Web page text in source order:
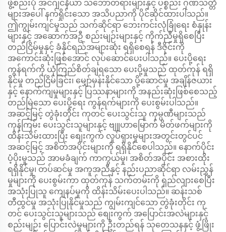
ဖွဲ့စည်းပုံ အင်ဂျင်နီယာ သဘောတရားများနှင့် ပစ္စည်း ဂုဏ်သတ္တိ
များအပေါ် နက်ရှိုင်းသော အသိပညာကို ပိုင်ဆိုင်ထားပါသည်။
ဤကျွမ်းကျင်မှုသည် သက်ဆိုင်ရာ ဘေးကင်းလုံခြုံရေး စံနှုန်း
များနှင့် အဆောက်အဦ စည်းမျဉ်းများနှင့် ကိုက်ညီမှုရှိစေပြီး
တည်ငြိမ်မှုနှင့် ခံနိုင်ရည်အများဆုံး ရရှိစေရန် ဒီဇိုင်းကို
အကောင်းဆုံးဖြစ်အောင် လုပ်ဆောင်ပေးပါသည်။ ပေးပို့ရေး
ကွန်ရက်ကို ယုံကြည်စိတ်ချရသော ပေးပို့မှုသည် ထုတ်ကုန် ရရှိ
နိုင်မှု တည်ငြိမ်ခြင်း၊ မျှော်မှန်းနိုင်သော ပို့ဆောင်မှု အချိန်ဇယား
နှင့် နောက်ကျမှုများနှင့် ပြဿနာများကို အနည်းဆုံးဖြစ်စေသည့်
တည်မြဲသော ပေးပို့ရေး ကွန်ရက်များကို ပေးစွမ်းပါသည်။
အဆင့်မြင့် တွဲခုံးတိုင်း ကုတင် ပေးသွင်းသူ ကုမ္ပဏီများသည်
ကုန်ကြမ်း ပေးသွင်းသူများနှင့် ဗျူဟာမြောက် မိတ်ဖက်များကို
ထိန်းသိမ်းထားပြီး စျေးကွက် လှုပ်ရှားမှုများအတွင်းတွင်ပင်
အဆင့်မြင့် အစိတ်အပိုင်းများကို ရရှိနိုင်စေပါသည်။ နောက်ပိုင်း
ပံ့ပိုးမှုသည် အာမခံချက် ကာကွယ်မှု၊ အစိတ်အပိုင်း အစားထိုး
ရရှိနိုင်မှု၊ တပ်ဆင်မှု အကူအညီနှင့် နည်းပညာဆိုင်ရာ လမ်းညွှန်
မှုများကို ပေးစွမ်းကာ ထုတ်ကုန် သက်တမ်းကို ရှည်လျားစေပြီး
အသုံးပြုသူ ကျေနပ်မှုကို ထိန်းသိမ်းပေးပါသည်။ ဆန်းသစ်
တီထွင်မှု အသုံးပြုနိုင်မှုသည် ကျွမ်းကျင်သော တွဲခုံးတိုင်း ကု
တင် ပေးသွင်းသူများသည် စျေးကွက် အပြောင်းအလဲများနှင့်
စည်းမျဉ်း ပြောင်းလဲမှုများကို ဦးတည်ရန် သုတေသနနှင့် ဖွံ့ဖြိုး